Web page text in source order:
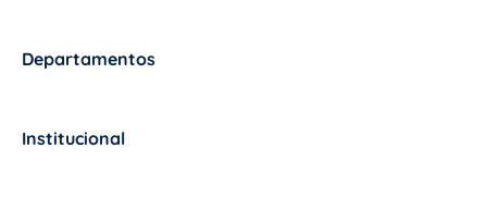
Departamentos
Institucional